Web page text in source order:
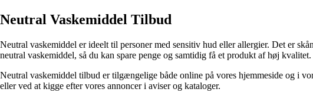
Neutral Vaskemiddel Tilbud
Neutral vaskemiddel er ideelt til personer med sensitiv hud eller allergier. Det er
neutral vaskemiddel, så du kan spare penge og samtidig få et produkt af høj kvalitet.
Neutral vaskemiddel tilbud er tilgængelige både online på vores hjemmeside og i
eller ved at kigge efter vores annoncer i aviser og kataloger.